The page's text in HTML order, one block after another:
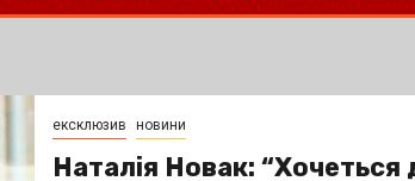
ексклюзив новини
Наталія Новак: “Хочеться